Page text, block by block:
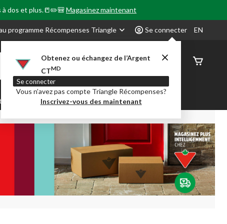
à dos et plus.📒✏️🎒Magasinez maintenant
programme Récompenses Triangle Se connecter
Obtenez ou échangez de l’Argent
CTMD
Se connecter
Vous n’avez pas compte Triangle Récompenses?
Inscrivez-vous des maintenant
EN
État de
en Classe Party City Centre-auto